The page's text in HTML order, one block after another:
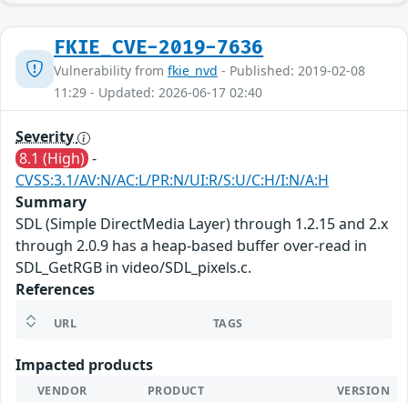
FKIE_CVE-2019-7636
Vulnerability from fkie_nvd - Published: 2019-02-08
11:29 - Updated: 2026-06-17 02:40
Severity
8.1 (High) -
CVSS:3.1/AV:N/AC:L/PR:N/UI:R/S:U/C:H/I:N/A:H
Summary
SDL (Simple DirectMedia Layer) through 1.2.15 and 2.x
through 2.0.9 has a heap-based buffer over-read in
SDL_GetRGB in video/SDL_pixels.c.
References
URL TAGS
Impacted products
VENDOR PRODUCT VERSION